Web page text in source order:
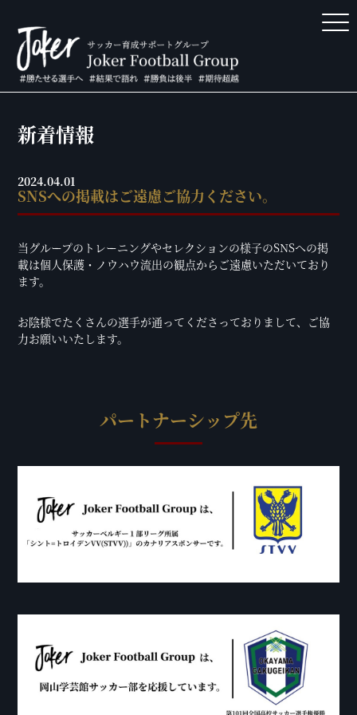
新着情報
SNSへの掲載はご遠慮ご協力ください。
2024.04.01
当グループのトレーニングやセレクションの様子のSNSへの掲
載は個人保護・ノウハウ流出の観点からご遠慮いただいており
ます。
お陰様でたくさんの選手が通ってくださっておりまして、ご協
力お願いいたします。
パートナーシップ先